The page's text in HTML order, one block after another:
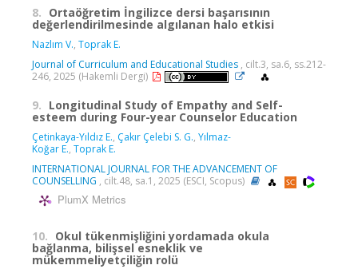
8. Ortaöğretim İngilizce dersi başarısının
değerlendirilmesinde algılanan halo etkisi
Nazlım V., Toprak E.
Journal of Curriculum and Educational Studies , cilt.3, sa.6, ss.212-
246, 2025 (Hakemli Dergi)
9. Longitudinal Study of Empathy and Self-
esteem during Four-year Counselor Education
Çetinkaya-Yıldız E., Çakır Çelebi S. G., Yılmaz-
Koğar E., Toprak E.
INTERNATIONAL JOURNAL FOR THE ADVANCEMENT OF
COUNSELLING , cilt.48, sa.1, 2025 (ESCI, Scopus)
PlumX Metrics
10. Okul tükenmişliğini yordamada okula
bağlanma, bilişsel esneklik ve
mükemmeliyetçiliğin rolü